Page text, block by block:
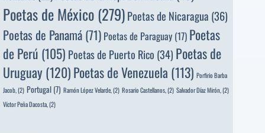
Poetas de México(279)Poetas de Nicaragua (36)
Poetas de Panamá (71) Poetas de Paraguay (17) Poetas
de Perú (105) Poetas de Puerto Rico (34) Poetas de
Uruguay(120)Poetas de Venezuela (113) Porfirio Barba
Jacob,(2) Portugal (7) Ramón López Velarde,(2) Rosario Castellanos,(2) Salvador Díaz Mirón,(2)
Víctor Peña Dacosta,(2)